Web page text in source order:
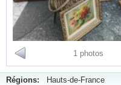
1 photos
Régions: Hauts-de-France